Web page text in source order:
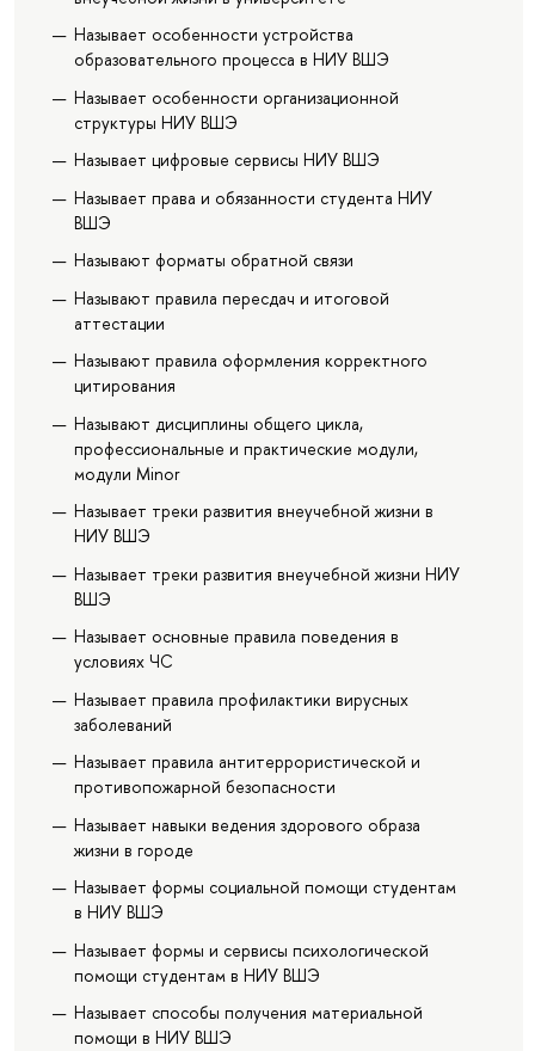
Называет особенности устройства
образовательного процесса в НИУ ВШЭ
Называет особенности организационной
структуры НИУ ВШЭ
Называет цифровые сервисы НИУ ВШЭ
Называет права и обязанности студента НИУ
ВШЭ
Называют форматы обратной связи
Называют правила пересдач и итоговой
аттестации
Называют правила оформления корректного
цитирования
Называют дисциплины общего цикла,
профессиональные и практические модули,
модули Minor
Называет треки развития внеучебной жизни в
НИУ ВШЭ
Называет треки развития внеучебной жизни НИУ
ВШЭ
Называет основные правила поведения в
условиях ЧС
Называет правила профилактики вирусных
заболеваний
Называет правила антитеррористической и
противопожарной безопасности
Называет навыки ведения здорового образа
жизни в городе
Называет формы социальной помощи студентам
в НИУ ВШЭ
Называет формы и сервисы психологической
помощи студентам в НИУ ВШЭ
Называет способы получения материальной
помощи в НИУ ВШЭ